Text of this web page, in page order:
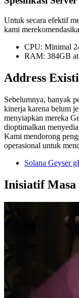
Untuk secara efektif
kami
CPU: Minimal
RAM: 384GB
Address
Sebelumnya, banyak
kinerja karena belum
menyiapkan mereka
dioptimalkan
Kami mendorong
operasional untuk
Solana Geyser
Inisiatif Masa